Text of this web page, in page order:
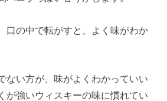
口の中で転がすと、よく味がわか
ない方が、味がよくわかっていい
が強いウィスキーの味に慣れてい